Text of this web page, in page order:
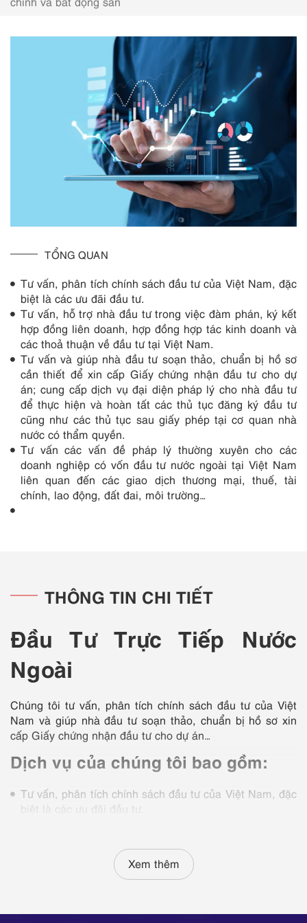
TỔNG QUAN
Tư vấn, phân tích chính sách đầu tư của Việt Nam, đặc
biệt là các ưu đãi đầu tư.
Tư vấn, hỗ trợ nhà đầu tư trong việc đàm phán, ký kết
hợp đồng liên doanh, hợp đồng hợp tác kinh doanh và
các thoả thuận về đầu tư tại Việt Nam.
Tư vấn và giúp nhà đầu tư soạn thảo, chuẩn bị hồ sơ
cần thiết để xin cấp Giấy chứng nhận đầu tư cho dự
án; cung cấp dịch vụ đại diện pháp lý cho nhà đầu tư
để thực hiện và hoàn tất các thủ tục đăng ký đầu tư
cũng như các thủ tục sau giấy phép tại cơ quan nhà
nước có thẩm quyền.
Tư vấn các vấn đề pháp lý thường xuyên cho các
doanh nghiệp có vốn đầu tư nước ngoài tại Việt Nam
liên quan đến các giao dịch thương mại, thuế, tài
chính, lao động, đất đai, môi trường…
THÔNG TIN CHI TIẾT
Đầu Tư Trực Tiếp Nước
Ngoài
Chúng tôi tư vấn, phân tích chính sách đầu tư của Việt
Nam và giúp nhà đầu tư soạn thảo, chuẩn bị hồ sơ xin
cấp Giấy chứng nhận đầu tư cho dự án…
Dịch vụ của chúng tôi bao gồm:
Tư vấn, phân tích chính sách đầu tư của Việt Nam, đặc
biệt là các ưu đãi đầu tư.
các thoả thuận về đầu tư tại Việt Nam.
Tư vấn và giúp nhà đầu tư soạn thảo, chuẩn bị hồ sơ
cần thiết để xin cấp Giấy chứng nhận đầu tư cho dự
để thực hiện và hoàn tất các thủ tục đăng ký đầu tư
Xem thêm